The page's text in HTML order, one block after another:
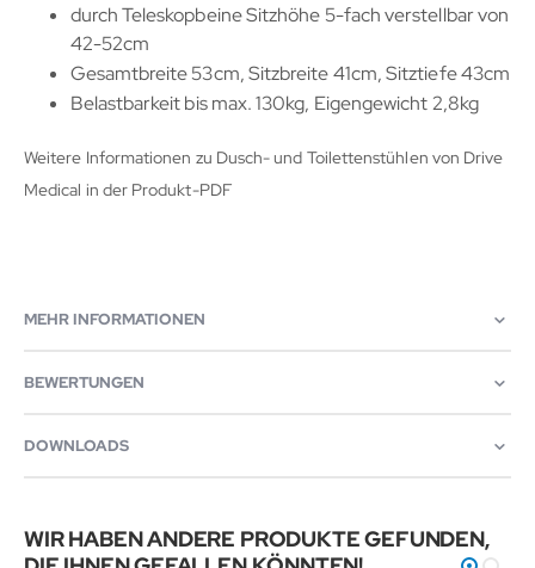
durch Teleskopbeine Sitzhöhe 5-fach verstellbar von
42-52cm
Gesamtbreite 53cm, Sitzbreite 41cm, Sitztiefe 43cm
Belastbarkeit bis max. 130kg, Eigengewicht 2,8kg
Weitere Informationen zu Dusch- und Toilettenstühlen von Drive
Medical in der Produkt-PDF
MEHR INFORMATIONEN
BEWERTUNGEN
DOWNLOADS
WIR HABEN ANDERE PRODUKTE GEFUNDEN,